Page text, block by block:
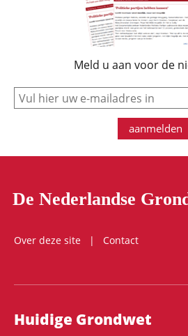
Meld u aan voor de
e-mail
aanmelden
De Nederlandse
Over deze site
Contact
Hoofdnavigatie
Huidige Grondwet